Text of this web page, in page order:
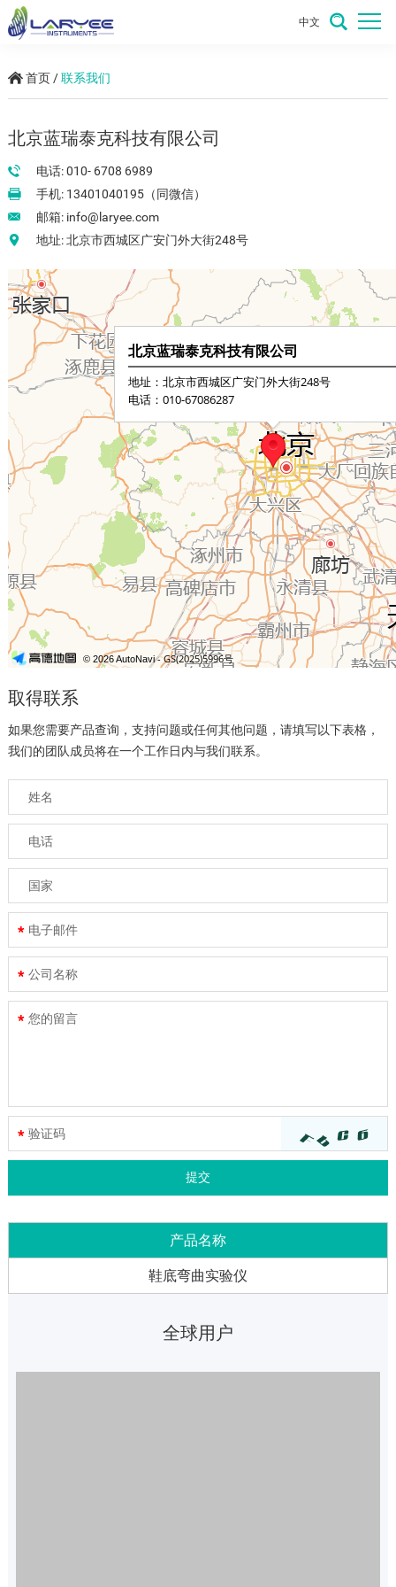
中文
首页 /联系我们
北京蓝瑞泰克科技有限公司
电话: 010- 6708 6989
手机: 13401040195（同微信）
邮箱: info@laryee.com
地址: 北京市西城区广安门外大街248号
取得联系
如果您需要产品查询，支持问题或任何其他问题，请填写以下表格，
我们的团队成员将在一个工作日内与我们联系。
产品名称
鞋底弯曲实验仪
全球用户